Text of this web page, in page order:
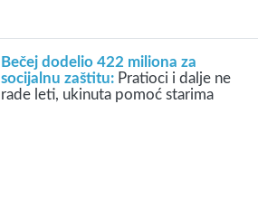
Bečej dodelio 422 miliona za
socijalnu zaštitu: Pratioci i dalje ne
rade leti, ukinuta pomoć starima